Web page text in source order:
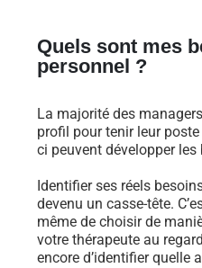
Quels sont mes
personnel ?
La majorité des
profil pour tenir leur
ci peuvent développer les
Identifier ses réels
devenu un casse-tête.
même de choisir de
votre thérapeute au
encore d’identifier quelle